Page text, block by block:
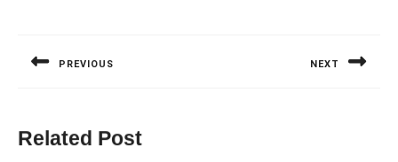
PREVIOUS NEXT
Related Post